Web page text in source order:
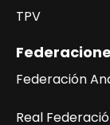
TPV
Federación
Real